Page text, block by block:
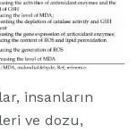
insanların
ve dozu,